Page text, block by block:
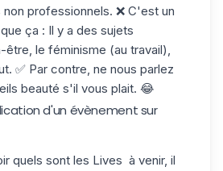
professionnels. ❌ C'est un
ça : Il y a des sujets
le féminisme (au travail),
✅ Par contre, ne nous parlez
beauté s'il vous plait. 😂
d'un évènement sur
quels sont les Lives à venir, il